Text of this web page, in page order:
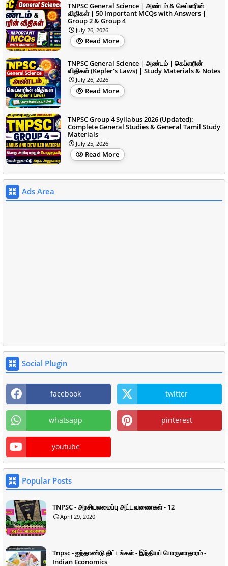
TNPSC General Science | அண்டம் & கெப்ளரின்
விதிகள் | 50 Important MCQs with Answers |
Group 2 & Group 4
July 26, 2026
Read More
TNPSC General Science | அண்டம் | கெப்ளரின்
விதிகள் (Kepler's Laws) | Study Materials & Notes
July 26, 2026
Read More
TNPSC Group 4 Syllabus 2026 (Updated):
Complete General Studies & General Tamil Study
Materials
July 25, 2026
Read More
Ads Area
Social Plugin
facebook twitter
whatsapp pinterest
youtube
Popular Posts
TNPSC - அரசியலமைப்பு அட்டவணைகள் - 12
April 29, 2020
Tnpsc - ஐந்தாண்டு திட்டங்கள் - இந்தியப் பொருளாதாரம் -
Indian Economics